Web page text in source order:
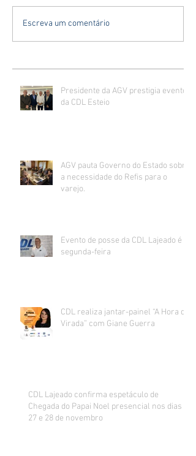
Escreva um comentário
Presidente da AGV prestigia evento
da CDL Esteio
AGV pauta Governo do Estado sobre
a necessidade do Refis para o
varejo.
Evento de posse da CDL Lajeado é
segunda-feira
CDL realiza jantar-painel “A Hora da
Virada” com Giane Guerra
CDL Lajeado confirma espetáculo de
Chegada do Papai Noel presencial nos dias
27 e 28 de novembro